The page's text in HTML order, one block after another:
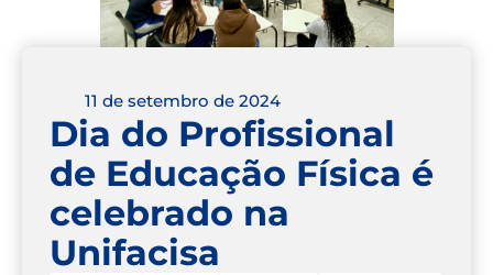
11 de setembro de 2024
Dia do Profissional
de Educação Física é
celebrado na
Unifacisa